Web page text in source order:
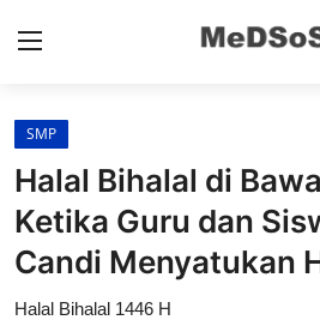
Home
Contact
SMP
SD
SMP
Halal Bihalal di
Ketika Guru dan
Candi Menyatukan
Halal Bihalal 1446 H